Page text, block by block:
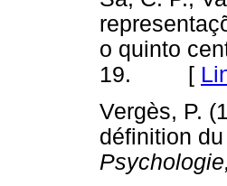
o quinto
19. [
Vergès, P.
définition